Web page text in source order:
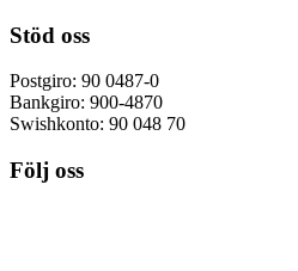
Stöd oss
Postgiro: 90 0487-0
Bankgiro: 900-4870
Swishkonto: 90 048 70
Följ oss